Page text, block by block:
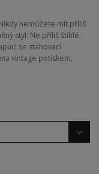
Nikdy nemůžete mít příliš
styl: Ne příliš štíhlé,
se stahovací
vintage potiskem,